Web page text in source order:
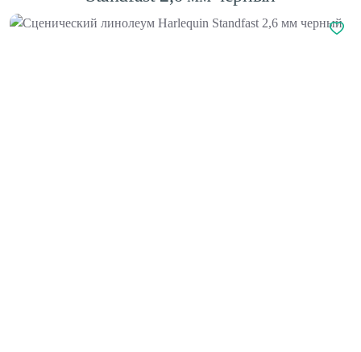
О компании
Нам доверяют
Сценический линолеум